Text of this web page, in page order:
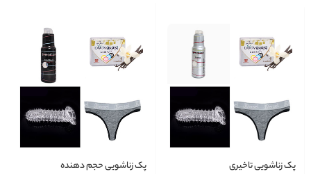
پک زناشویی تاخیری پک زناشویی حجم دهنده